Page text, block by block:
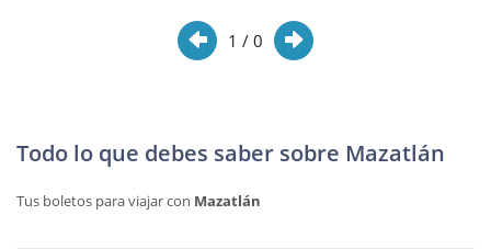
1 / 0
Todo lo que debes saber sobre Mazatlán
Tus boletos para viajar con Mazatlán